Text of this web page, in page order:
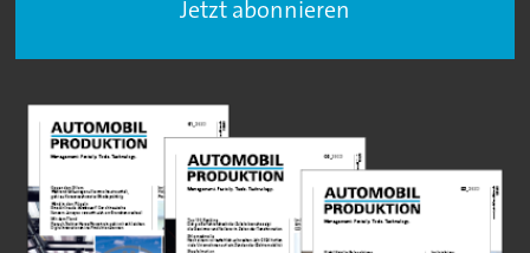
Jetzt abonnieren